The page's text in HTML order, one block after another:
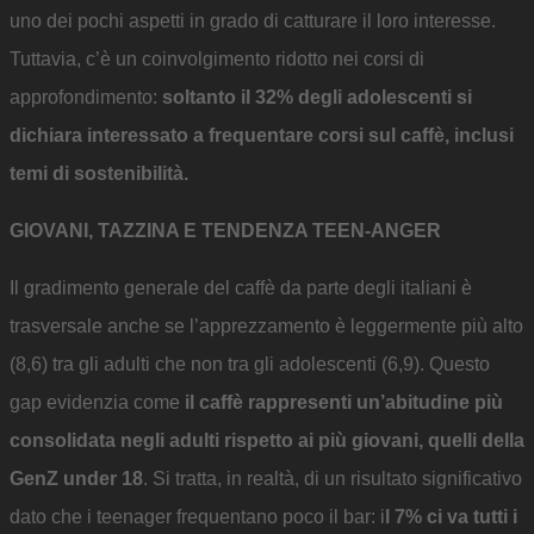
uno dei pochi aspetti in grado di catturare il loro interesse.
Tuttavia, c’è un coinvolgimento ridotto nei corsi di
approfondimento: soltanto il 32% degli adolescenti si
dichiara interessato a frequentare corsi sul caffè, inclusi
temi di sostenibilità.
GIOVANI, TAZZINA E TENDENZA TEEN-ANGER
Il gradimento generale del caffè da parte degli italiani è
trasversale anche se l’apprezzamento è leggermente più alto
(8,6) tra gli adulti che non tra gli adolescenti (6,9). Questo
gap evidenzia come il caffè rappresenti un’abitudine più
consolidata negli adulti rispetto ai più giovani, quelli della
GenZ under 18. Si tratta, in realtà, di un risultato significativo
dato che i teenager frequentano poco il bar: i l 7% ci va tutti i